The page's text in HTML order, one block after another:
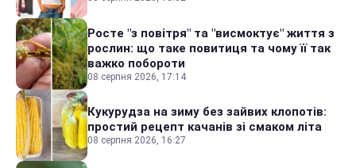
Росте "з повітря" та "висмоктує" життя з
рослин: що таке повитиця та чому її так
важко побороти
08 серпня 2026, 17:14
Кукурудза на зиму без зайвих клопотів:
простий рецепт качанів зі смаком літа
08 серпня 2026, 16:27